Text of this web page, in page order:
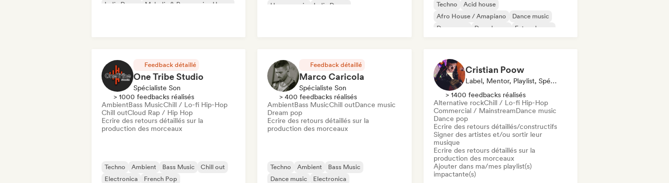
Indie Dance
Melodic & Progressive House
House music
Indie Dance Techno
Acid house
Afro House / Amapiano
Dance music
Dance pop
Deep house
Future house
Feedback détaillé
One Tribe Studio
Spécialiste Son
> 1000 feedbacks réalisés
AmbientBass MusicChill / Lo-fi Hip-Hop
Chill outCloud Rap / Hip Hop
Ecrire des retours détaillés sur la
production des morceaux
Techno Ambient Bass Music
Chill out
Electronica
French Pop
Feedback détaillé
Marco Caricola
Spécialiste Son
> 400 feedbacks réalisés
AmbientBass MusicChill outDance music
Dream pop
Ecrire des retours détaillés sur la
production des morceaux
Techno Ambient
Bass Music
Dance music
Electronica
Cristian Poow
Label, Mentor, Playlist, Spécialiste Son
> 1400 feedbacks réalisés
Alternative rockChill / Lo-fi Hip-Hop
Commercial / MainstreamDance music
Dance pop
Ecrire des retours détaillés/constructifs
Signer des artistes et/ou sortir leur
musique
Ecrire des retours détaillés sur la
production des morceaux
Ajouter dans ma/mes playlist(s)
impactante(s)